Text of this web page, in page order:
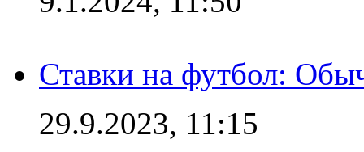
Ставки на футбол:
29.9.2023, 11:15